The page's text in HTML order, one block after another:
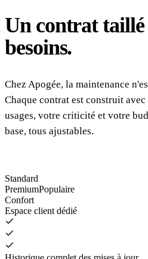
Un contrat taillé
besoins.
Chez Apogée, la maintenance
Chaque contrat est construit
usages, votre criticité et votre
base, tous ajustables.
Standard
PremiumPopulaire
Confort
Espace client dédié